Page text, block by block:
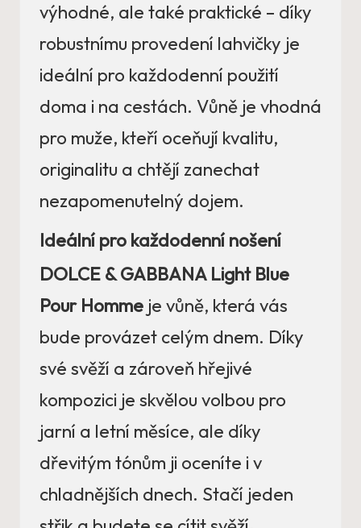
výhodné, ale také praktické – díky
robustnímu provedení lahvičky je
ideální pro každodenní použití
doma i na cestách. Vůně je vhodná
pro muže, kteří oceňují kvalitu,
originalitu a chtějí zanechat
nezapomenutelný dojem.
Ideální pro každodenní nošení
DOLCE & GABBANA Light Blue
Pour Homme je vůně, která vás
bude provázet celým dnem. Díky
své svěží a zároveň hřejivé
kompozici je skvělou volbou pro
jarní a letní měsíce, ale díky
dřevitým tónům ji oceníte i v
chladnějších dnech. Stačí jeden